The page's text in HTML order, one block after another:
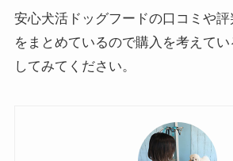
安心犬活ドッグフードの口コミや
をまとめているので購入を考えて
してみてください。